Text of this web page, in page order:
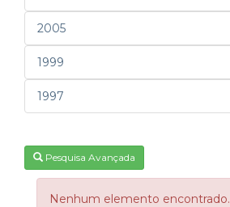
2005
1999
1997
Pesquisa Avançada
Nenhum elemento encontrado.